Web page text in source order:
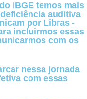
IBGE temos mais
auditiva
por Libras -
incluirmos essas
com os
nessa jornada
com essas